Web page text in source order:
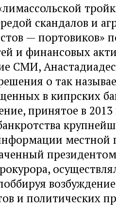
скандалов и
— портовиков»
и финансовых
СМИ,
о так
в кипрских
принятое в 2013
местной
и политических